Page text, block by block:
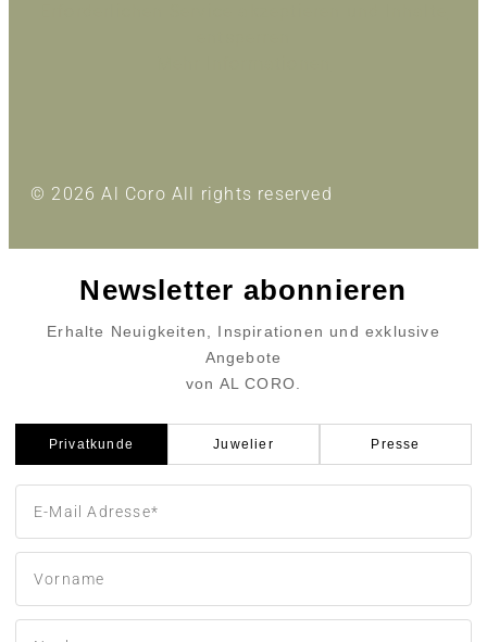
© 2026 Al Coro All rights reserved
Newsletter abonnieren
Erhalte Neuigkeiten, Inspirationen und exklusive
Angebote
von AL CORO.
Privatkunde Juwelier Presse